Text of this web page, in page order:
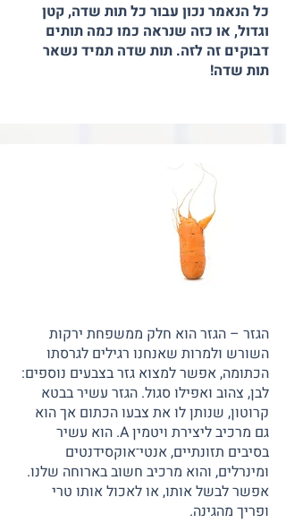
כל הנאמר נכון עבור כל תות שדה, קטן
וגדול, או כזה שנראה כמו כמה תותים
דבוקים זה לזה. תות שדה תמיד נשאר
תות שדה!
הגזר – הגזר הוא חלק ממשפחת ירקות
השורש ולמרות שאנחנו רגילים לגרסתו
הכתומה, אפשר למצוא גזר בצבעים נוספים:
לבן, צהוב ואפילו סגול. הגזר עשיר בבטא
קרוטון, שנותן לו את צבעו הכתום אך הוא
גם מרכיב ליצירת ויטמין A. הוא עשיר
בסיבים תזונתיים, אנטי־אוקסידנטים
ומינרלים, והוא מרכיב חשוב בארוחה שלנו.
אפשר לבשל אותו, או לאכול אותו טרי
ופריך מהגינה.